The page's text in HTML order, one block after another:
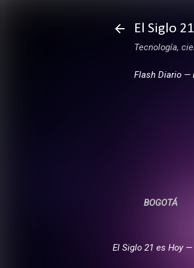
El Siglo
Tecnología,
Flash Diario —
BOGOTÁ
El Siglo 21 es Hoy